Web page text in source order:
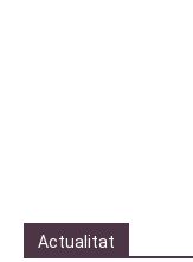
Actualitat